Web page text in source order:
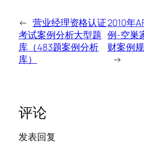
← 营业经理资格认证
考试案例分析大型题
库（483题案例分析
库）
2010年
例-空巣
财案例
→
评论
发表回复